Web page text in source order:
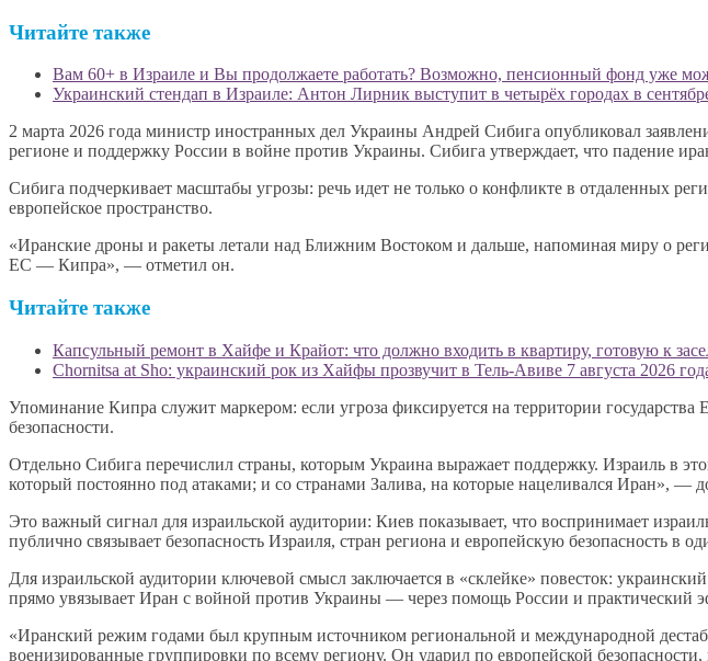
Читайте также
Вам 60+ в Израиле и Вы продолжаете работать? Возможно, пенсионный фонд уже
Украинский стендап в Израиле: Антон Лирник выступит в четырёх городах в
2 марта 2026 года министр иностранных дел Украины Андрей Сибига опубликовал
регионе и поддержку России в войне против Украины. Сибига утверждает, что падение
Сибига подчеркивает масштабы угрозы: речь идет не только о конфликте в отдаленных
европейское пространство.
«Иранские дроны и ракеты летали над Ближним Востоком и дальше, напоминая миру о
ЕС — Кипра», — отметил он.
Читайте также
Капсульный ремонт в Хайфе и Крайот: что должно входить в квартиру, готовую к
Chornitsa at Sho: украинский рок из Хайфы прозвучит в Тель-Авиве 7 августа 2026
Упоминание Кипра служит маркером: если угроза фиксируется на территории
безопасности.
Отдельно Сибига перечислил страны, которым Украина выражает поддержку. Израиль в
который постоянно под атаками; и со странами Залива, на которые нацеливался Иран», —
Это важный сигнал для израильской аудитории: Киев показывает, что воспринимает
публично связывает безопасность Израиля, стран региона и европейскую безопасность в
Для израильской аудитории ключевой смысл заключается в «склейке» повесток:
прямо увязывает Иран с войной против Украины — через помощь России и практический
«Иранский режим годами был крупным источником региональной и международной
военизированные группировки по всему региону. Он ударил по европейской